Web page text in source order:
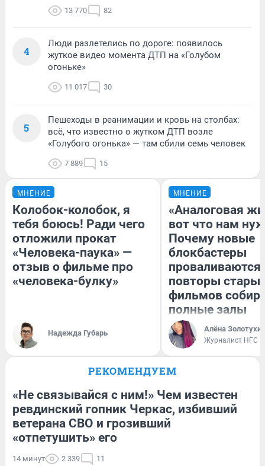
13 770 82
4
Люди разлетелись по дороге: появилось
жуткое видео момента ДТП на «Голубом
огоньке»
11 017 30
5
Пешеходы в реанимации и кровь на столбах:
всё, что известно о жутком ДТП возле
«Голубого огонька» — там сбили семь человек
7 889 15
МНЕНИЕ
Колобок-колобок, я
тебя боюсь! Ради чего
отложили прокат
«Человека-паука» —
отзыв о фильме про
«человека-булку»
Надежда Губарь
МНЕНИЕ
«Аналоговая
вот что нам
Почему новые
блокбастеры
повторы
фильмов
полные залы
Алёна
Журналист НГС
РЕКОМЕНДУЕМ
«Не связывайся с ним!» Чем известен
ревдинский гопник Черкас, избивший
ветерана СВО и грозивший
«отпетушить» его
14 минут 2 339 11